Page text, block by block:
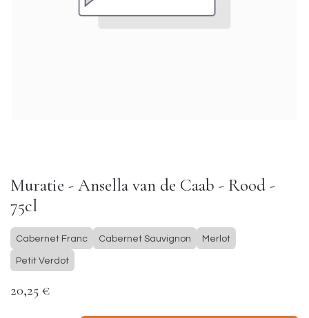
Muratie - Ansella van de Caab - Rood -
75cl
Cabernet Franc Cabernet Sauvignon Merlot
Petit Verdot
20,25 €